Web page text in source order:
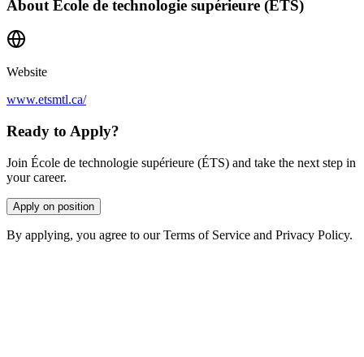
About École de technologie supérieure (ÉTS)
Website
www.etsmtl.ca/
Ready to Apply?
Join École de technologie supérieure (ÉTS) and take the next step in
your career.
Apply on position
By applying, you agree to our Terms of Service and Privacy Policy.